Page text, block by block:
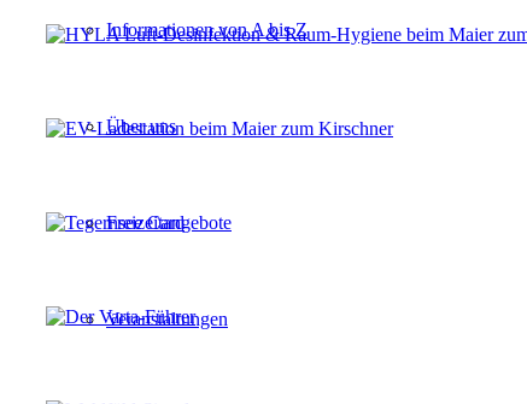
Informationen von A bis Z
Über uns
Freizeitangebote
Veranstaltungen